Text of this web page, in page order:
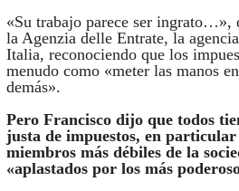
«Su trabajo parece ser ingrato…»,
la Agenzia delle Entrate, la
Italia, reconociendo que los
menudo como «meter las manos
demás».
Pero Francisco dijo que todos
justa de impuestos, en
miembros más débiles de la
«aplastados por los más